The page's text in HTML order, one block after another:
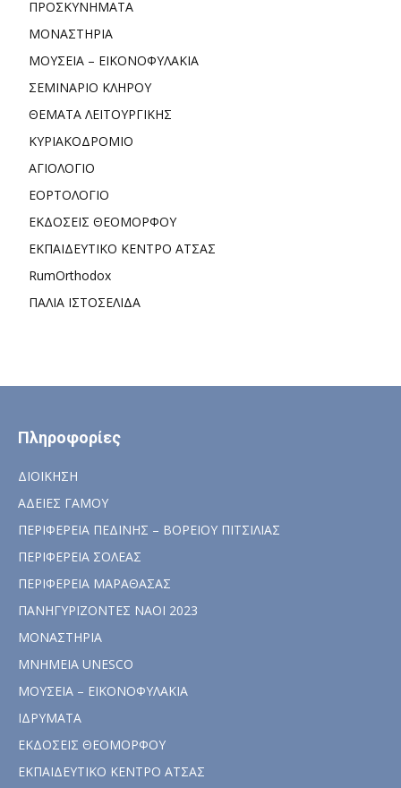
ΠΡΟΣΚΥΝΗΜΑΤΑ
ΜΟΝΑΣΤΗΡΙΑ
ΜΟΥΣΕΙΑ – ΕΙΚΟΝΟΦΥΛΑΚΙΑ
ΣΕΜΙΝΑΡΙΟ ΚΛΗΡΟΥ
ΘΕΜΑΤΑ ΛΕΙΤΟΥΡΓΙΚΗΣ
ΚΥΡΙΑΚΟΔΡΟΜΙΟ
ΑΓΙΟΛΟΓΙΟ
ΕΟΡΤΟΛΟΓΙΟ
ΕΚΔΟΣΕΙΣ ΘΕΟΜΟΡΦΟΥ
ΕΚΠΑΙΔΕΥΤΙΚΟ ΚΕΝΤΡΟ ΑΤΣΑΣ
RumOrthodox
ΠΑΛΙΑ ΙΣΤΟΣΕΛΙΔΑ
Πληροφορίες
ΔΙΟΙΚΗΣΗ
ΑΔΕΙΕΣ ΓΑΜΟΥ
ΠΕΡΙΦΕΡΕΙΑ ΠΕΔΙΝΗΣ – ΒΟΡΕΙΟΥ ΠΙΤΣΙΛΙΑΣ
ΠΕΡΙΦΕΡΕΙΑ ΣΟΛΕΑΣ
ΠΕΡΙΦΕΡΕΙΑ ΜΑΡΑΘΑΣΑΣ
ΠΑΝΗΓΥΡΙΖΟΝΤΕΣ ΝΑΟΙ 2023
ΜΟΝΑΣΤΗΡΙΑ
ΜΝΗΜΕΙΑ UNESCO
ΜΟΥΣΕΙΑ – ΕΙΚΟΝΟΦΥΛΑΚΙΑ
ΙΔΡΥΜΑΤΑ
ΕΚΔΟΣΕΙΣ ΘΕΟΜΟΡΦΟΥ
ΕΚΠΑΙΔΕΥΤΙΚΟ ΚΕΝΤΡΟ ΑΤΣΑΣ